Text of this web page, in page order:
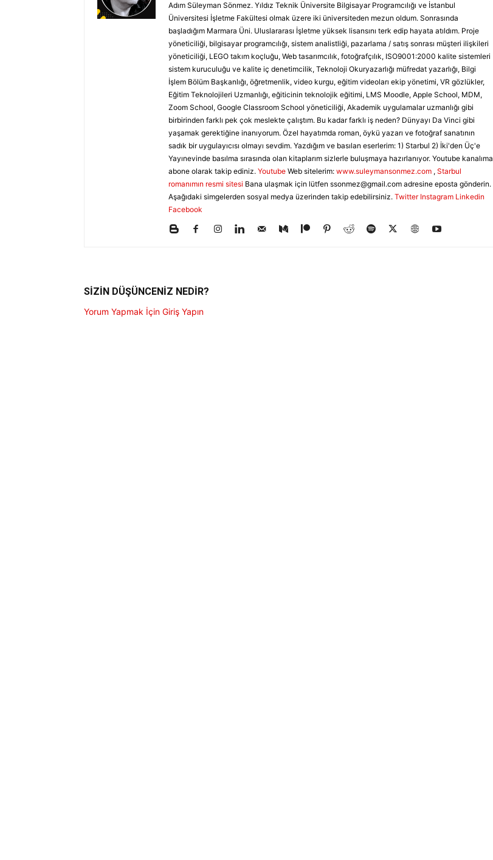
Adım Süleyman Sönmez. Yıldız Teknik Üniversite Bilgisayar Programcılığı ve İstanbul
Üniversitesi İşletme Fakültesi olmak üzere iki üniversiteden mezun oldum. Sonrasında
başladığım Marmara Üni. Uluslararası İşletme yüksek lisansını terk edip hayata atıldım. Proje
yöneticiliği, bilgisayar programcılığı, sistem analistliği, pazarlama / satış sonrası müşteri ilişkileri
yöneticiliği, LEGO takım koçluğu, Web tasarımcılık, fotoğrafçılık, ISO9001:2000 kalite sistemleri
sistem kuruculuğu ve kalite iç denetimcilik, Teknoloji Okuryazarlığı müfredat yazarlığı, Bilgi
İşlem Bölüm Başkanlığı, öğretmenlik, video kurgu, eğitim videoları ekip yönetimi, VR gözlükler,
Eğitim Teknolojileri Uzmanlığı, eğiticinin teknolojik eğitimi, LMS Moodle, Apple School, MDM,
Zoom School, Google Classroom School yöneticiliği, Akademik uygulamalar uzmanlığı gibi
birbirinden farklı pek çok meslekte çalıştım. Bu kadar farklı iş neden? Dünyayı Da Vinci gibi
yaşamak gerektiğine inanıyorum. Özel hayatımda roman, öykü yazarı ve fotoğraf sanatının
sadık bir uygulayıcısı olmayı sevdim. Yazdığım ve basılan eserlerim: 1) Starbul 2) İki'den Üç'e
Yayınevinde basılma sırasında olan kitaplarım sizlerle buluşmaya hazırlanıyor. Youtube kanalıma
abone olarak takip ediniz. Youtube Web sitelerim: www.suleymansonmez.com , Starbul
romanımın resmi sitesi Bana ulaşmak için lütfen ssonmez@gmail.com adresine eposta gönderin.
Aşağıdaki simgelerden sosyal medya üzerinden takip edebilirsiniz. Twitter Instagram Linkedin
Facebook
SİZİN DÜŞÜNCENİZ NEDİR?
Yorum Yapmak İçin Giriş Yapın